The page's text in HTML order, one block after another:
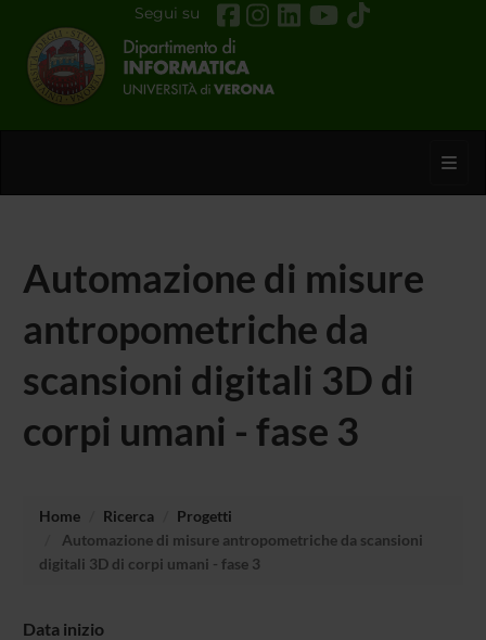
Segui su
Automazione di misure
antropometriche da
scansioni digitali 3D di
corpi umani - fase 3
Home Ricerca
Progetti
Automazione di misure antropometriche da scansioni
digitali 3D di corpi umani - fase 3
Data inizio